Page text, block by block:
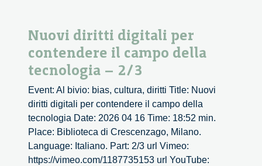
Nuovi diritti digitali per
contendere il campo della
tecnologia – 2/3
Event: Al bivio: bias, cultura, diritti Title: Nuovi
diritti digitali per contendere il campo della
tecnologia Date: 2026 04 16 Time: 18:52 min.
Place: Biblioteca di Crescenzago, Milano.
Language: Italiano. Part: 2/3 url Vimeo:
https://vimeo.com/1187735153 url YouTube: